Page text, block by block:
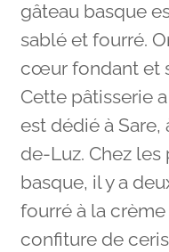
gâteau basque
sablé et fourré.
cœur fondant et
Cette pâtisserie
est dédié à Sare,
de-Luz. Chez
basque, il y a
fourré à la
confiture de